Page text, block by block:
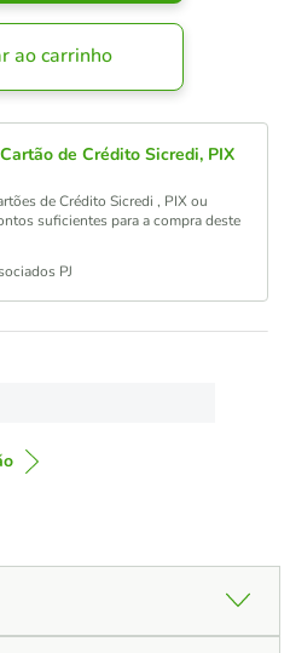
ao carrinho
de Crédito Sicredi, PIX
de Crédito Sicredi , PIX ou
suficientes para a compra deste
PJ